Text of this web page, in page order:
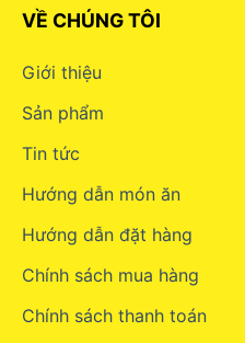
VỀ CHÚNG TÔI
Giới thiệu
Sản phẩm
Tin tức
Hướng dẫn món ăn
Hướng dẫn đặt hàng
Chính sách mua hàng
Chính sách thanh toán